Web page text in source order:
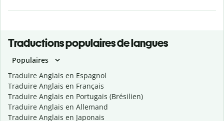
Traductions populaires de langues
Populaires
Traduire Anglais en Espagnol
Traduire Anglais en Français
Traduire Anglais en Portugais (Brésilien)
Traduire Anglais en Allemand
Traduire Anglais en Japonais